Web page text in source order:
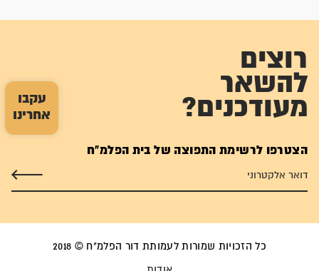
עקבו
אחרינו
רוצים
להשאר
מעודכנים?
הצטרפו לרשימת התפוצה של בית הפלמ"ח
כל הזכויות שמורות לעמותת דור הפלמ"ח © 2018